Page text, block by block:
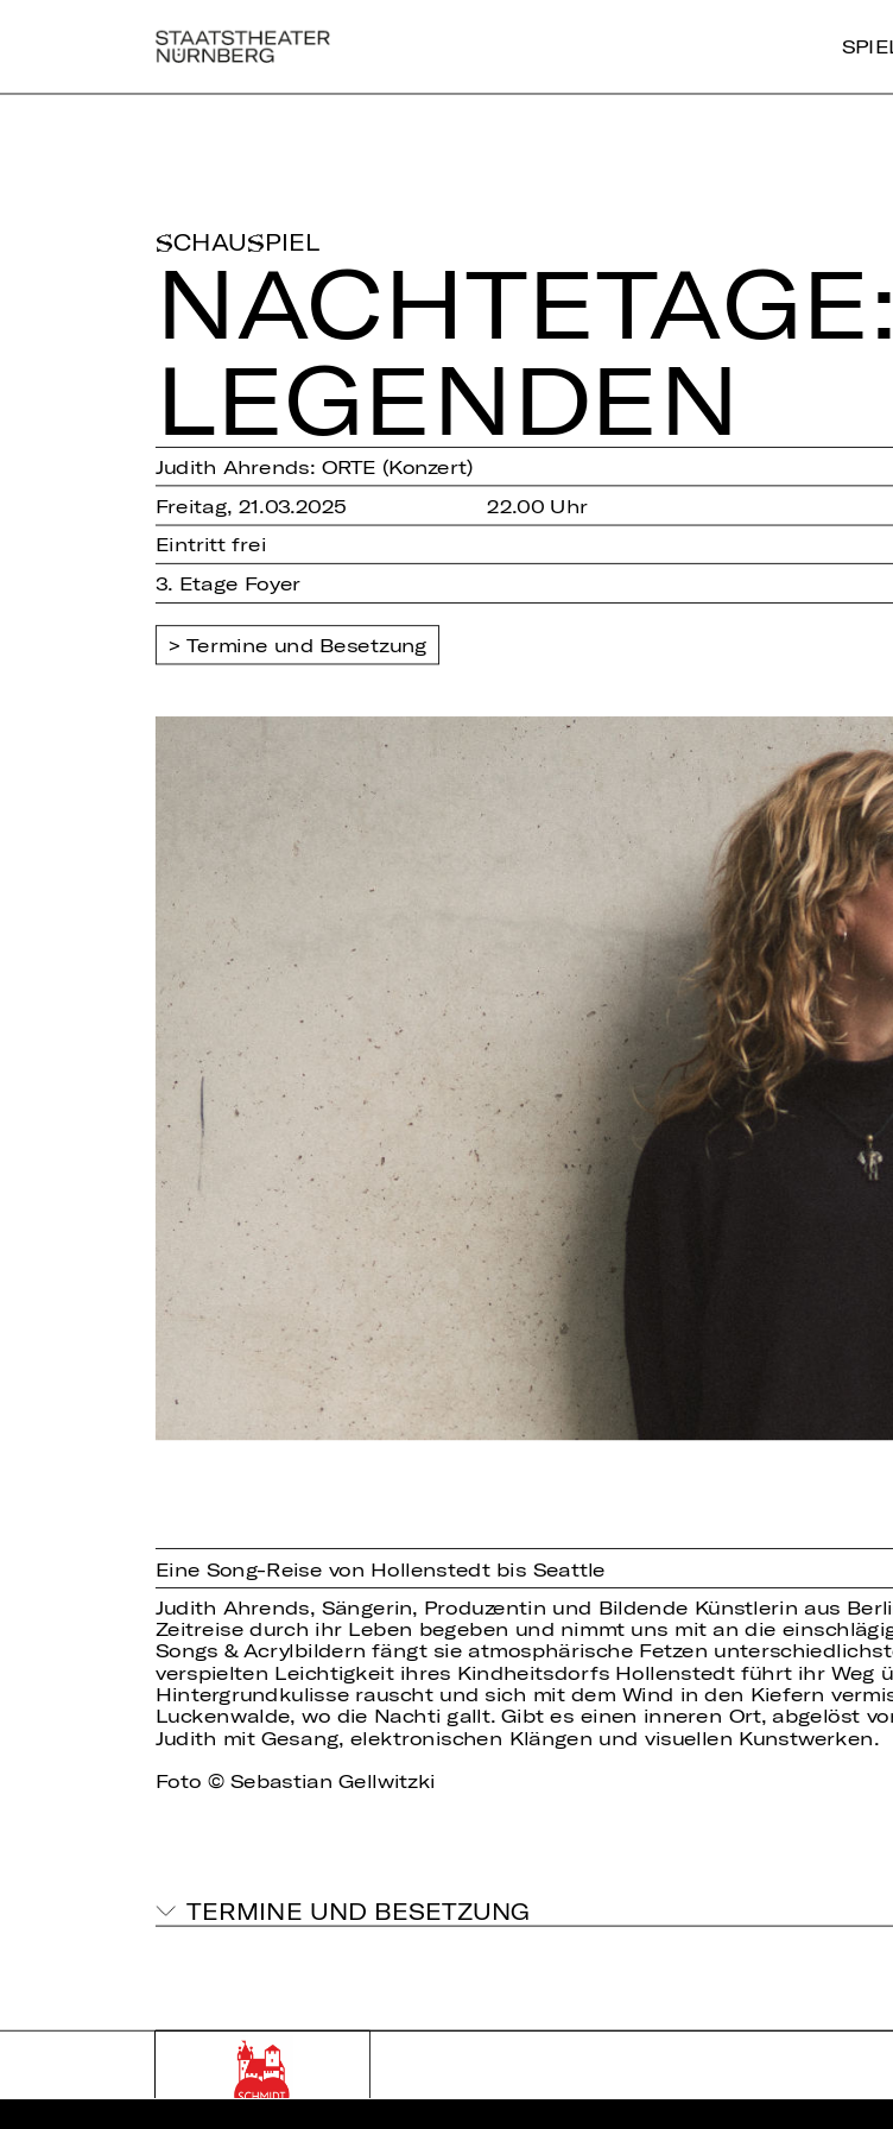
SCHAUSPIEL
LE­GEN­DEN
Judith Ahrends: ORTE (Konzert)
Freitag, 21.03.2025
22.00 Uhr
Eintritt frei
3. Etage Foyer
Termine und Besetzung
Eine Song-Reise von Hollenstedt bis Seattle
Judith Ahrends, Sängerin, Produzentin und Bildende Künstlerin aus
Zeitreise durch ihr Leben begeben und nimmt uns mit an die
Songs & Acrylbildern fängt sie atmosphärische Fetzen
verspielten Leichtigkeit ihres Kindheitsdorfs Hollenstedt führt ihr Weg
Hintergrundkulisse rauscht und sich mit dem Wind in den Kiefern
Luckenwalde, wo die Nachti gallt. Gibt es einen inneren Ort, abgelöst
Judith mit Gesang, elektronischen Klängen und visuellen Kunstwerken.
Foto © Sebastian Gellwitzki
TERMINE UND BESETZUNG